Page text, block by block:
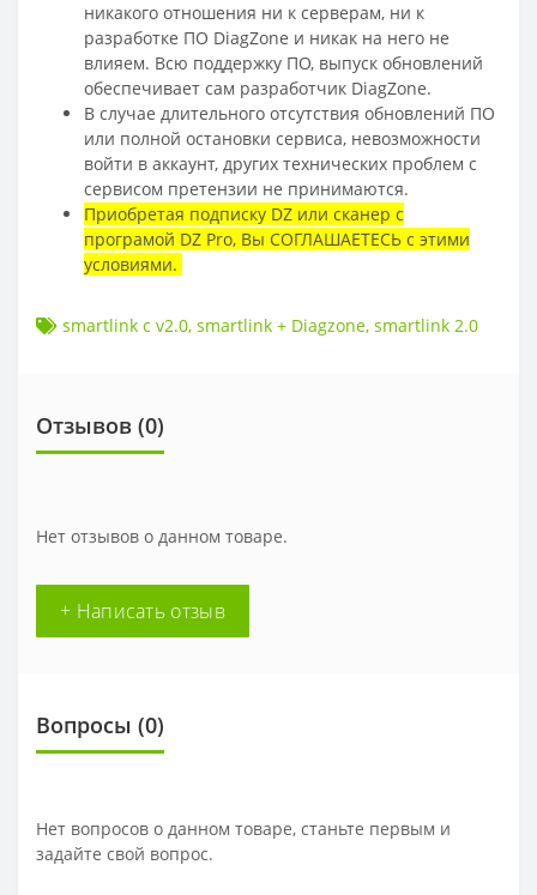
никакого отношения ни к серверам, ни к
разработке ПО DiagZone и никак на него не
влияем. Всю поддержку ПО, выпуск обновлений
обеспечивает сам разработчик DiagZone.
В случае длительного отсутствия обновлений ПО
или полной остановки сервиса, невозможности
войти в аккаунт, других технических проблем с
сервисом претензии не принимаются.
Приобретая подписку DZ или сканер с
програмой DZ Pro, Вы СОГЛАШАЕТЕСЬ с этими
условиями.
smartlink c v2.0, smartlink + Diagzone, smartlink 2.0
Отзывов (0)
Нет отзывов о данном товаре.
+ Написать отзыв
Вопросы (0)
Нет вопросов о данном товаре, станьте первым и
задайте свой вопрос.